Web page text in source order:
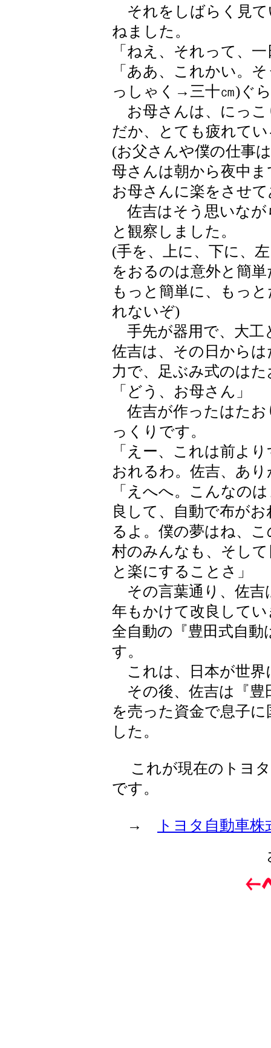
それをしばらく見て
ねました。
「ねえ、それって、
「ああ、これかい。
っしゃく→三十㎝)ぐ
お母さんは、にっこ
だか、とても疲れて
(お父さんや僕の仕事
母さんは朝から夜中
お母さんに楽をさせ
佐吉はそう思いなが
と観察しました。
(手を、上に、下に、
をおるのは意外と簡
もっと簡単に、もっ
れないぞ)
手先が器用で、大工
佐吉は、その日から
力で、足ぶみ式のは
「どう、お母さん」
佐吉が作ったはたお
っくりです。
「えー、これは前よ
おれるわ。佐吉、あ
「えへへ。こんなの
良して、自動で布が
るよ。僕の夢はね、
村のみんなも、そし
と楽にすることさ」
その言葉通り、佐吉
年もかけて改良して
全自動の『豊田式自
す。
これは、日本が世界
その後、佐吉は『豊
を売った資金で息子
した。
これが現在のトヨタ
です。
→
トヨタ自動車株